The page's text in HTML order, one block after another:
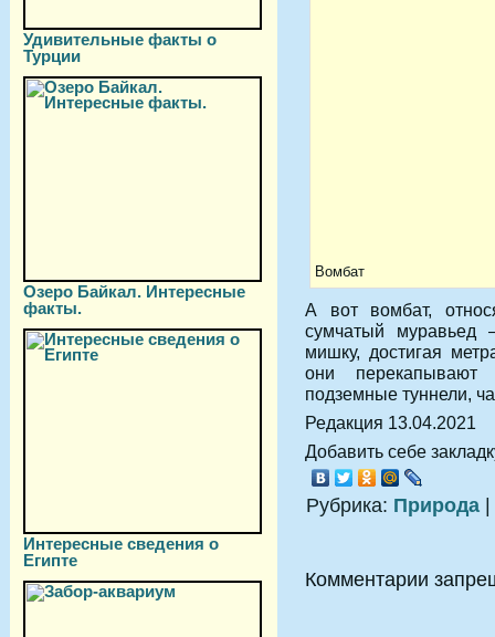
Удивительные факты о
Турции
Озеро Байкал. Интересные
факты.
Интересные сведения о
Египте
Вомбат
А вот вомбат,
сумчатый муравьед
мишку, достигая
они
подземные туннели,
Редакция 13.04.2021
Добавить себе
Рубрика: Природа
Комментарии